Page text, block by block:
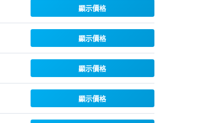
顯示價格
顯示價格
顯示價格
顯示價格